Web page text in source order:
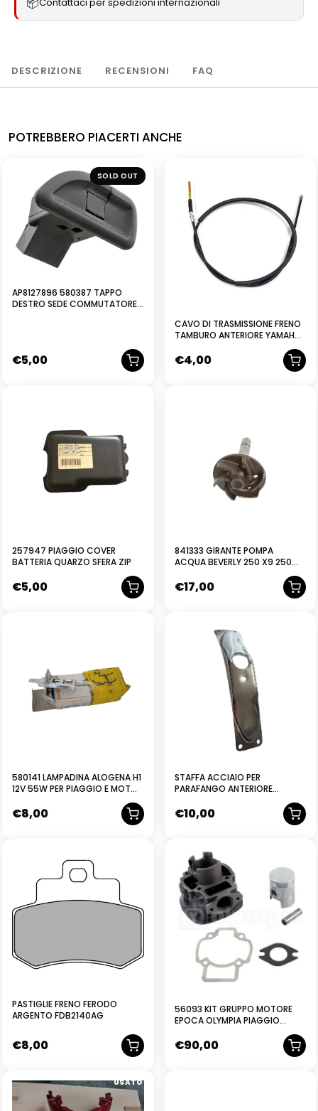
DESCRIZIONE RECENSIONI FAQ
POTREBBERO PIACERTI ANCHE
SOLD OUT
AP8127896 580387 TAPPO
DESTRO SEDE COMMUTATORE
€5,00
CAVO DI TRASMISSIONE FRENO
TAMBURO ANTERIORE YAMAHA
€4,00
257947 PIAGGIO COVER
BATTERIA QUARZO SFERA ZIP
€5,00
841333 GIRANTE POMPA
ACQUA BEVERLY 250 X9 250
€17,00
580141 LAMPADINA ALOGENA H1
12V 55W PER PIAGGIO E MOTO
€8,00
STAFFA ACCIAIO PER
PARAFANGO ANTERIORE
€10,00
PASTIGLIE FRENO FERODO
ARGENTO FDB2140AG
€8,00
56093 KIT GRUPPO MOTORE
EPOCA OLYMPIA PIAGGIO
€90,00
USATO